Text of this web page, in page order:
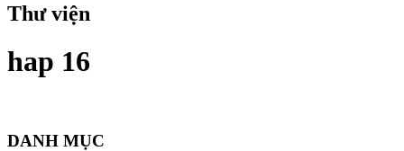
Thư viện
hap 16
DANH MỤC